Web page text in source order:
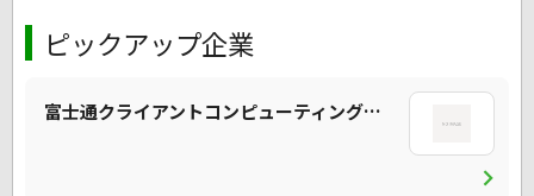
ピックアップ企業
富士通クライアントコンピューティング株式会社
chevron_right